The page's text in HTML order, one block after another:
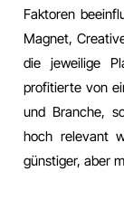
Faktoren
Magnet,
die jeweilige
profitierte von
und Branche,
hoch relevant
günstiger, aber